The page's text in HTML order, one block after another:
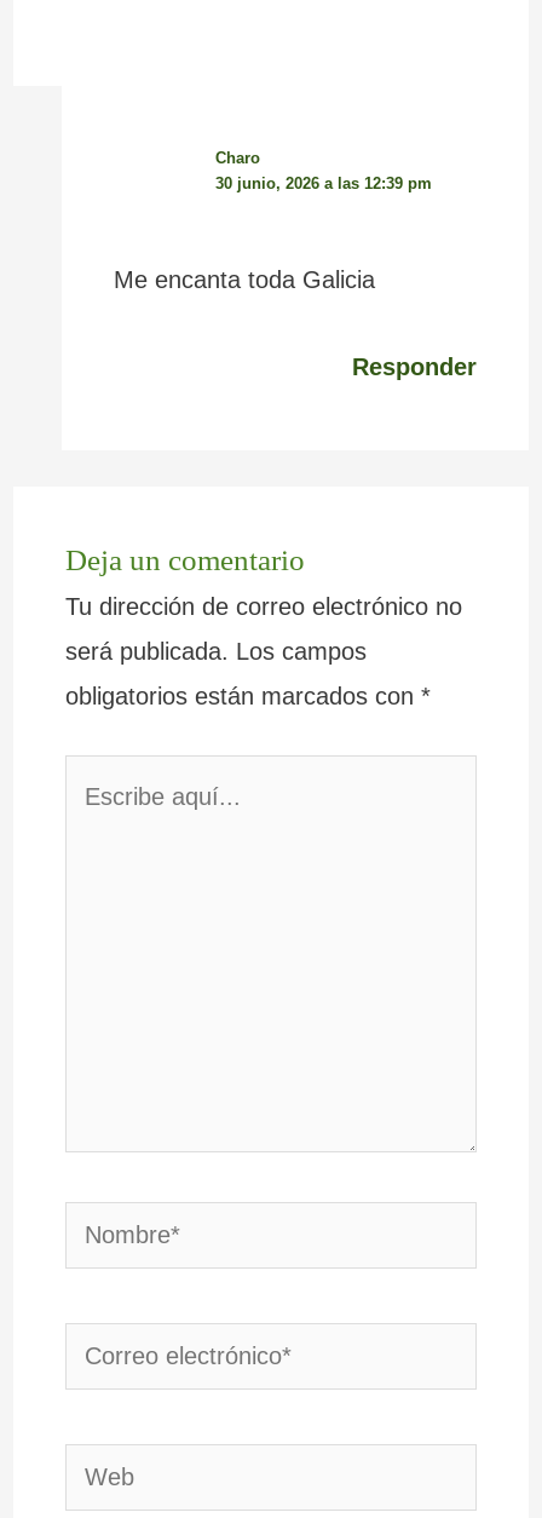
Charo
30 junio, 2026 a las 12:39 pm
Me encanta toda Galicia
Responder
Deja un comentario
Tu dirección de correo electrónico no
será publicada. Los campos
obligatorios están marcados con *
Nombre*
Correo
electrónico*
Web